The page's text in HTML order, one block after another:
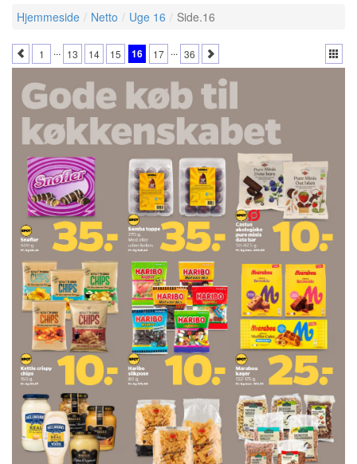
Hjemmeside Netto Uge 16 Side.16
1 ... 13 14 15 16 17 ... 36